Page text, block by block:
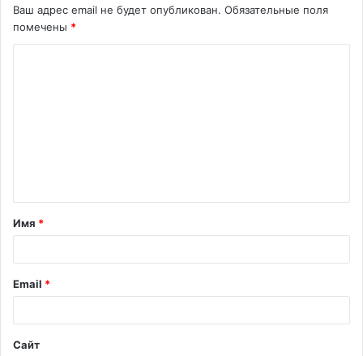
Ваш адрес email не будет опубликован. Обязательные поля
помечены *
т
а
й
*
Имя *
Email *
Сайт